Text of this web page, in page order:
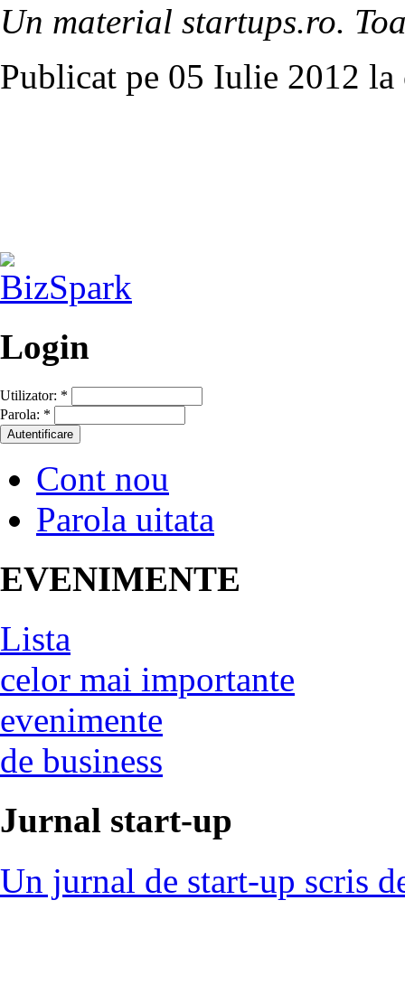
Un material startups.ro.
Publicat pe 05 Iulie 2012 la
Login
Utilizator: *
Parola: *
Cont nou
Parola uitata
EVENIMENTE
Lista
celor mai importante
evenimente
de business
Jurnal start-up
Un jurnal de start-up scris